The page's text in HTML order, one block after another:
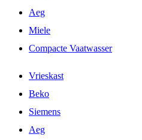
Aeg
Miele
Compacte Vaatwasser
Vrieskast
Beko
Siemens
Aeg